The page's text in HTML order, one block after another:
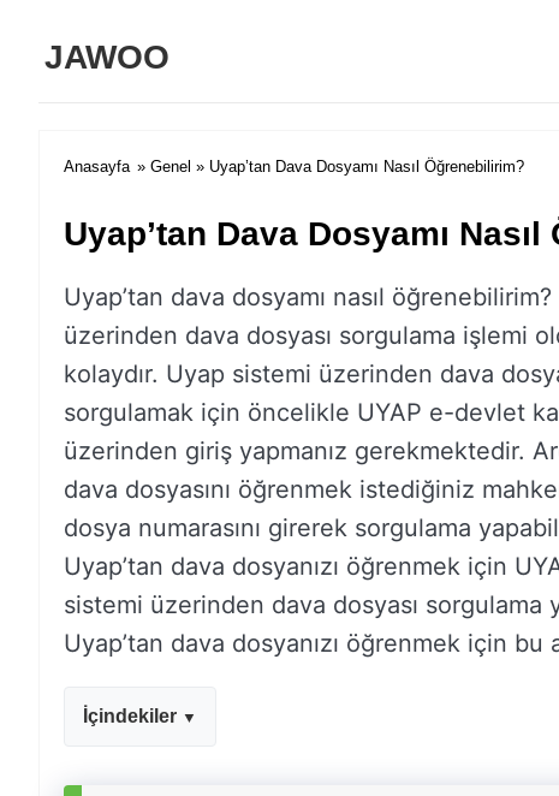
JAWOO
Anasayfa » Genel » Uyap’tan Dava Dosyamı Nasıl Öğrenebilirim?
Uyap’tan Dava Dosyamı
Uyapʼtan dava dosyamı nasıl
üzerinden dava dosyası sorgulama işlemi
kolaydır. Uyap sistemi üzerinden dava
sorgulamak için öncelikle UYAP e-devlet
üzerinden giriş yapmanız gerekmektedir.
dava dosyasını öğrenmek istediğiniz
dosya numarasını girerek sorgulama
Uyapʼtan dava dosyanızı öğrenmek için
sistemi üzerinden dava dosyası
Uyapʼtan dava dosyanızı öğrenmek için
İçindekiler